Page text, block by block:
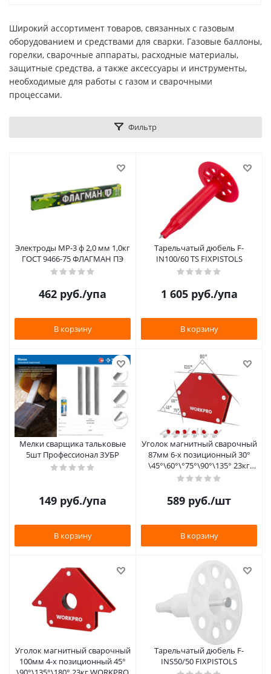
Широкий ассортимент товаров, связанных с газовым
оборудованием и средствами для сварки. Газовые баллоны,
горелки, сварочные аппараты, расходные материалы,
защитные средства, а также аксессуары и инструменты,
необходимые для работы с газом и сварочными
процессами.
Фильтр
Электроды МР-3 ф 2,0 мм 1,0кг
ГОСТ 9466-75 ФЛАГМАН ПЭ
462 руб./упа
В корзину
Тарельчатый дюбель F-
IN100/60 TS FIXPISTOLS
1 605руб./упа
В корзину
Мелки сварщика тальковые
5шт Профессионал ЗУБР
149 руб./упа
В корзину
Уголок магнитный сварочный
87мм 6-х позиционный 30°
\45°\60°\°75°\90°\135° 23кг
WORKPRO
589 руб./шт
В корзину
Уголок магнитный сварочный
100мм 4-х позиционный 45°
Тарельчатый дюбель F-
INS50/50 FIXPISTOLS